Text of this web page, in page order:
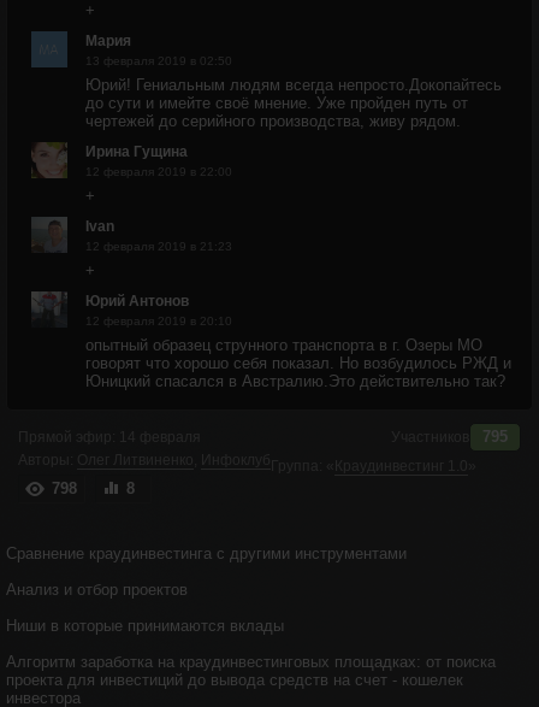
+
Мария
13 февраля 2019 в 02:50
Юрий! Гениальным людям всегда непросто.Докопайтесь
до сути и имейте своё мнение. Уже пройден путь от
чертежей до серийного производства, живу рядом.
Ирина Гущина
12 февраля 2019 в 22:00
+
Ivan
12 февраля 2019 в 21:23
+
Юрий Антонов
12 февраля 2019 в 20:10
опытный образец струнного транспорта в г. Озеры МО
говорят что хорошо себя показал. Но возбудилось РЖД и
Юницкий спасался в Австралию.Это действительно так?
795
798 8
Сравнение краудинвестинга с другими инструментами
Анализ и отбор проектов
Ниши в которые принимаются вклады
Алгоритм заработка на краудинвестинговых площадках: от поиска
проекта для инвестиций до вывода средств на счет - кошелек
инвестора